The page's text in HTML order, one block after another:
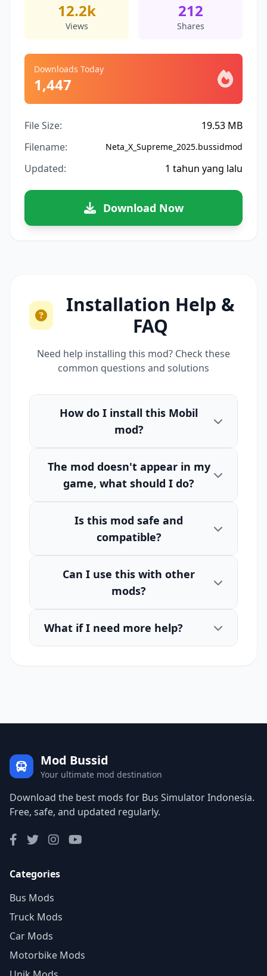
12.2k
Views
212
Shares
Downloads Today
1,447
File Size:
19.53 MB
Filename:
Neta_X_Supreme_2025.bussidmod
Updated: 1 tahun yang lalu
Download Now
Installation Help &
FAQ
Need help installing this mod? Check these
common questions and solutions
How do I install this Mobil
mod?
The mod doesn't appear in my
game, what should I do?
Is this mod safe and
compatible?
Can I use this with other
mods?
What if I need more help?
Mod Bussid
Your ultimate mod destination
Download the best mods for Bus Simulator Indonesia.
Free, safe, and updated regularly.
Categories
Bus Mods
Truck Mods
Car Mods
Motorbike Mods